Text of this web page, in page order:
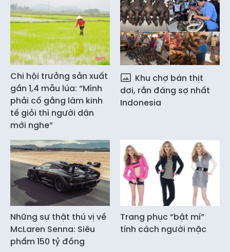
Chi hội trưởng sản xuất
gần 1,4 mẫu lúa: “Mình
phải cố gắng làm kinh
tế giỏi thì người dân
mới nghe”
Khu chợ bán thịt
dơi, rắn đáng sợ nhất
Indonesia
Những sự thật thú vị về
McLaren Senna: Siêu
phẩm 150 tỷ đồng
Trang phục “bật mí”
tính cách người mặc